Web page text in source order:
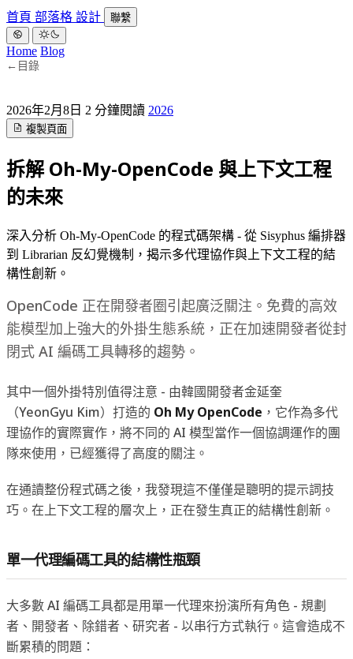
首頁 部落格 設計 聯繫
Home Blog
← 目錄
2026年2月8日 2 分鐘閱讀 2026
複製頁面
拆解 Oh-My-OpenCode 與上下文工程
的未來
深入分析 Oh-My-OpenCode 的程式碼架構 - 從 Sisyphus 編排器
到 Librarian 反幻覺機制，揭示多代理協作與上下文工程的結
構性創新。
OpenCode 正在開發者圈引起廣泛關注。免費的高效
能模型加上強大的外掛生態系統，正在加速開發者從封
閉式 AI 編碼工具轉移的趨勢。
其中一個外掛特別值得注意 - 由韓國開發者金延奎
（YeonGyu Kim）打造的 Oh My OpenCode ，它作為多代
理協作的實際實作，將不同的 AI 模型當作一個協調運作的團
隊來使用，已經獲得了高度的關注。
在通讀整份程式碼之後，我發現這不僅僅是聰明的提示詞技
巧。在上下文工程的層次上，正在發生真正的結構性創新。
單一代理編碼工具的結構性瓶頸
大多數 AI 編碼工具都是用單一代理來扮演所有角色 - 規劃
者、開發者、除錯者、研究者 - 以串行方式執行。這會造成不
斷累積的問題：